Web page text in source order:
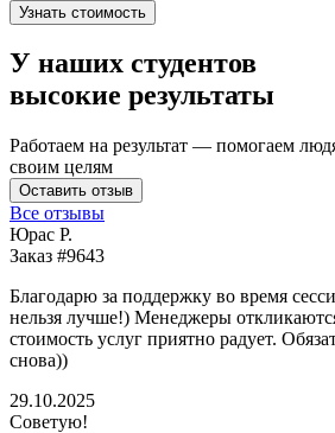
Узнать стоимость
У наших студентов
высокие результаты
Работаем на результат — помогаем
своим целям
Оставить отзыв
Все отзывы
Юрас Р.
Заказ #9643
Благодарю за поддержку во время
нельзя лучше!) Менеджеры
стоимость услуг приятно радует.
снова))
29.10.2025
Советую!